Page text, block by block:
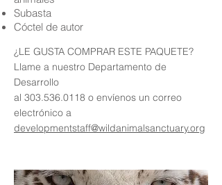
Subasta
Cóctel de autor
¿LE GUSTA COMPRAR ESTE PAQUETE?
Llame a nuestro Departamento de
Desarrollo
al 303.536.0118 o envíenos un correo
electrónico a
developmentstaff@wildanimalsanctuary.org